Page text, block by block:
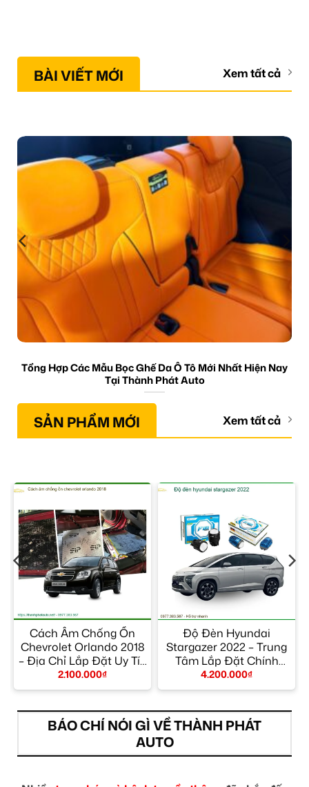
BÀI VIẾT MỚI Xem tất cả
Tổng Hợp Các Mẫu Bọc Ghế Da Ô Tô Mới Nhất Hiện Nay
Tại Thành Phát Auto
SẢN PHẨM MỚI Xem tất cả
Cách Âm Chống Ồn
Chevrolet Orlando 2018
– Địa Chỉ Lắp Đặt Uy Tín
TPHCM
2.100.000₫
Độ Đèn Hyundai
Stargazer 2022 – Trung
Tâm Lắp Đặt Chính
Hãng Giá Tốt TPHCM
4.200.000₫
BÁO CHÍ NÓI GÌ VỀ THÀNH PHÁT
AUTO